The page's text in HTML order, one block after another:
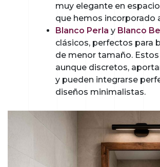
muy elegante en
que hemos incorporado
Blanco Perla y Blanco
clásicos, perfectos para
de menor tamaño.
aunque discretos,
y pueden integrarse
diseños minimalistas.